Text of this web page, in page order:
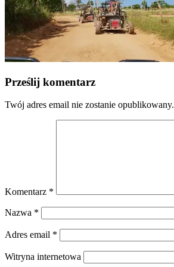
Prześlij komentarz
Twój adres email nie zostanie opublikowany.
Komentarz *
Nazwa *
Adres email *
Witryna internetowa